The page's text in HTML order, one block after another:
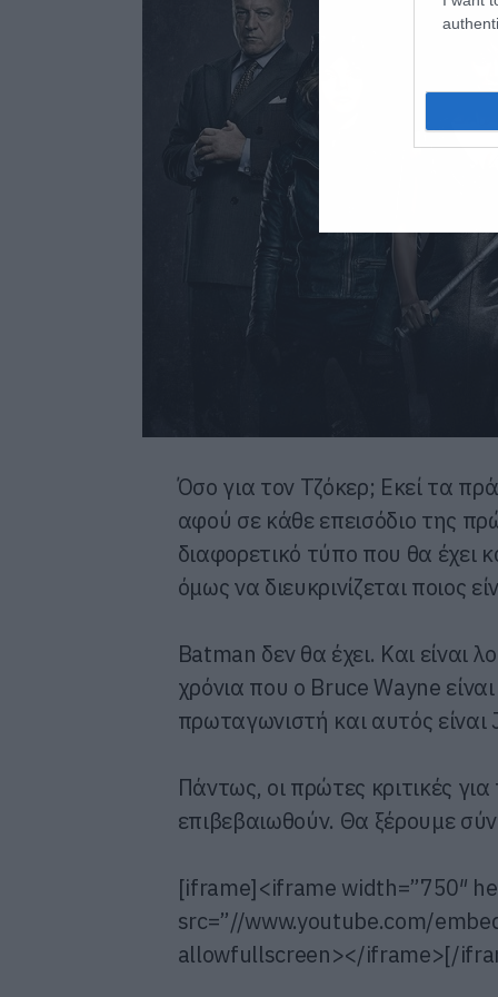
Όσο για τον Τζόκερ; Εκεί τα
αφού σε κάθε επεισόδιο της
διαφορετικό τύπο που θα έχει
όμως να διευκρινίζεται ποιος
Batman δεν θα έχει. Και είναι
χρόνια που ο Bruce Wayne
πρωταγωνιστή και αυτός είναι
Πάντως, οι πρώτες κριτικές
επιβεβαιωθούν. Θα ξέρουμε
[iframe]<iframe width=”750″
src=”//www.youtube.com/
allowfullscreen></iframe>[/